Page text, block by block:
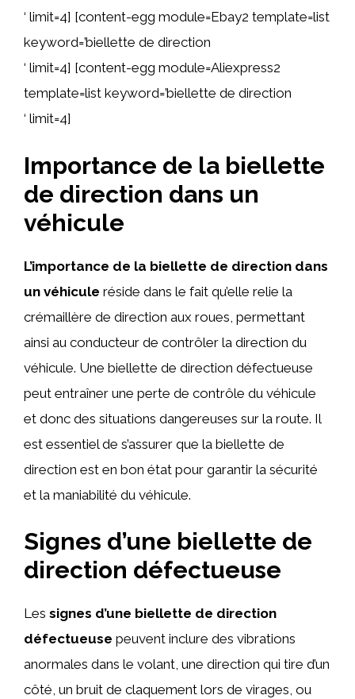
‘ limit=4] [content-egg module=Ebay2 template=list
keyword=’biellette de direction
‘ limit=4] [content-egg module=Aliexpress2
template=list keyword=’biellette de direction
‘ limit=4]
Importance de la biellette
de direction dans un
véhicule
L’importance de la biellette de direction dans
un véhicule réside dans le fait qu’elle relie la
crémaillère de direction aux roues, permettant
ainsi au conducteur de contrôler la direction du
véhicule. Une biellette de direction défectueuse
peut entraîner une perte de contrôle du véhicule
et donc des situations dangereuses sur la route. Il
est essentiel de s’assurer que la biellette de
direction est en bon état pour garantir la sécurité
et la maniabilité du véhicule.
Signes d’une biellette de
direction défectueuse
Les signes d’une biellette de direction
défectueuse peuvent inclure des vibrations
anormales dans le volant, une direction qui tire d’un
côté, un bruit de claquement lors de virages, ou